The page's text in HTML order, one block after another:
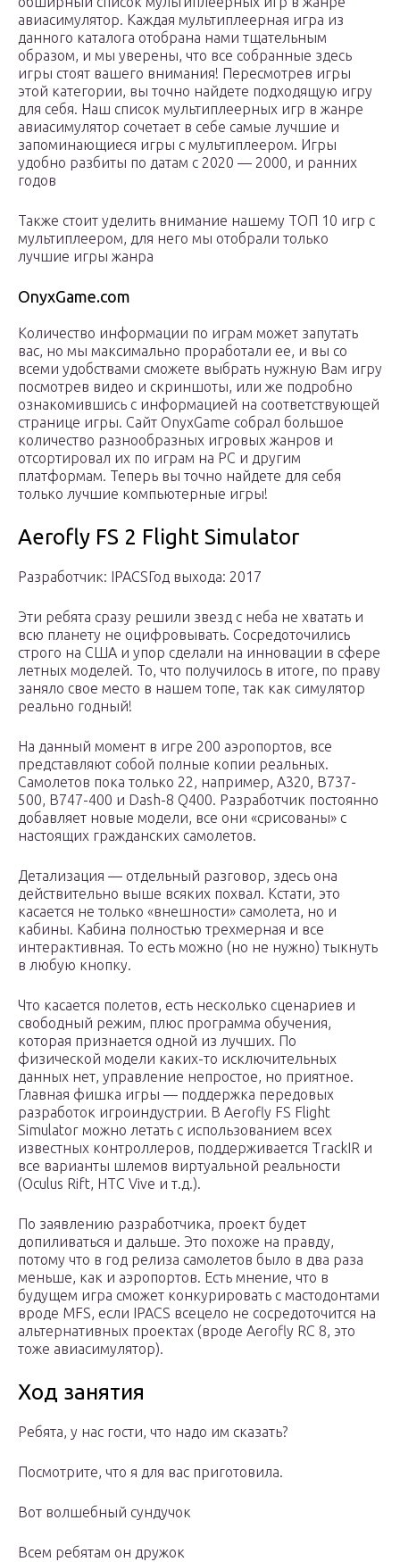
авиасимулятор. Каждая мультиплеерная игра из
данного каталога отобрана нами тщательным
образом, и мы уверены, что все собранные здесь
игры стоят вашего внимания! Пересмотрев игры
этой категории, вы точно найдете подходящую игру
для себя. Наш список мультиплеерных игр в жанре
авиасимулятор сочетает в себе самые лучшие и
запоминающиеся игры с мультиплеером. Игры
удобно разбиты по датам с 2020 — 2000, и ранних
годов
Также стоит уделить внимание нашему ТОП 10 игр с
мультиплеером, для него мы отобрали только
лучшие игры жанра
OnyxGame.com
Количество информации по играм может запутать
вас, но мы максимально проработали ее, и вы со
всеми удобствами сможете выбрать нужную Вам игру
посмотрев видео и скриншоты, или же подробно
ознакомившись с информацией на соответствующей
странице игры. Сайт OnyxGame собрал большое
количество разнообразных игровых жанров и
отсортировал их по играм на PC и другим
платформам. Теперь вы точно найдете для себя
только лучшие компьютерные игры!
Aerofly FS 2 Flight Simulator
Разработчик: IPACSГод выхода: 2017
Эти ребята сразу решили звезд с неба не хватать и
всю планету не оцифровывать. Сосредоточились
строго на США и упор сделали на инновации в сфере
летных моделей. То, что получилось в итоге, по праву
заняло свое место в нашем топе, так как симулятор
реально годный!
На данный момент в игре 200 аэропортов, все
представляют собой полные копии реальных.
Самолетов пока только 22, например, A320, B737-
500, B747-400 и Dash-8 Q400. Разработчик постоянно
добавляет новые модели, все они «срисованы» с
настоящих гражданских самолетов.
Детализация — отдельный разговор, здесь она
действительно выше всяких похвал. Кстати, это
касается не только «внешности» самолета, но и
кабины. Кабина полностью трехмерная и все
интерактивная. То есть можно (но не нужно) тыкнуть
в любую кнопку.
Что касается полетов, есть несколько сценариев и
свободный режим, плюс программа обучения,
которая признается одной из лучших. По
физической модели каких-то исключительных
данных нет, управление непростое, но приятное.
Главная фишка игры — поддержка передовых
разработок игроиндустрии. В Aerofly FS Flight
Simulator можно летать с использованием всех
известных контроллеров, поддерживается TrackIR и
все варианты шлемов виртуальной реальности
(Oculus Rift, HTC Vive и т.д.).
По заявлению разработчика, проект будет
допиливаться и дальше. Это похоже на правду,
потому что в год релиза самолетов было в два раза
меньше, как и аэропортов. Есть мнение, что в
будущем игра сможет конкурировать с мастодонтами
вроде MFS, если IPACS всецело не сосредоточится на
альтернативных проектах (вроде Aerofly RC 8, это
тоже авиасимулятор).
Ход занятия
Ребята, у нас гости, что надо им сказать?
Посмотрите, что я для вас приготовила.
Вот волшебный сундучок
Всем ребятам он дружок